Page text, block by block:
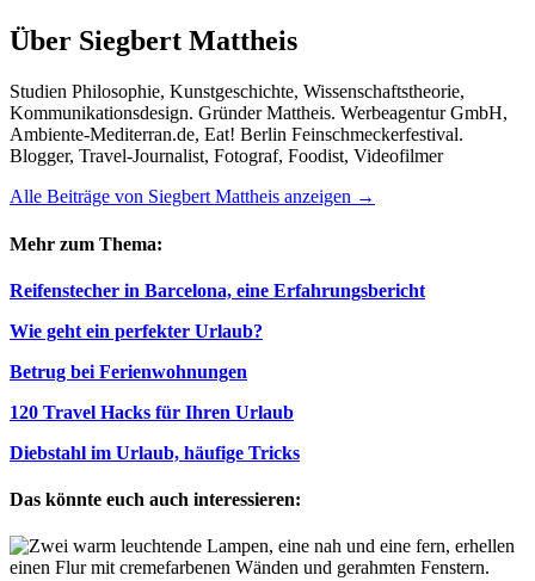
Über Siegbert Mattheis
Studien Philosophie, Kunstgeschichte, Wissenschaftstheorie,
Kommunikationsdesign. Gründer Mattheis. Werbeagentur GmbH,
Ambiente-Mediterran.de, Eat! Berlin Feinschmeckerfestival.
Blogger, Travel-Journalist, Fotograf, Foodist, Videofilmer
Alle Beiträge von Siegbert Mattheis anzeigen →
Mehr zum Thema:
Reifenstecher in Barcelona, eine Erfahrungsbericht
Wie geht ein perfekter Urlaub?
Betrug bei Ferienwohnungen
120 Travel Hacks für Ihren Urlaub
Diebstahl im Urlaub, häufige Tricks
Das könnte euch auch interessieren: